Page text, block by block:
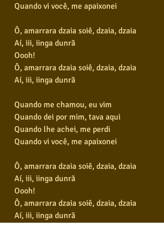
Quando vi você, me apaixonei
Ô, amarrara dzaia soiê, dzaia, dzaia
Aí, iii, iinga dunrã
Oooh!
Ô, amarrara dzaia soiê, dzaia, dzaia
Aí, iii, iinga dunrã
Quando me chamou, eu vim
Quando dei por mim, tava aqui
Quando lhe achei, me perdi
Quando vi você, me apaixonei
Ô, amarrara dzaia soiê, dzaia, dzaia
Aí, iii, iinga dunrã
Oooh!
Ô, amarrara dzaia soiê, dzaia, dzaia
Aí, iii, iinga dunrã